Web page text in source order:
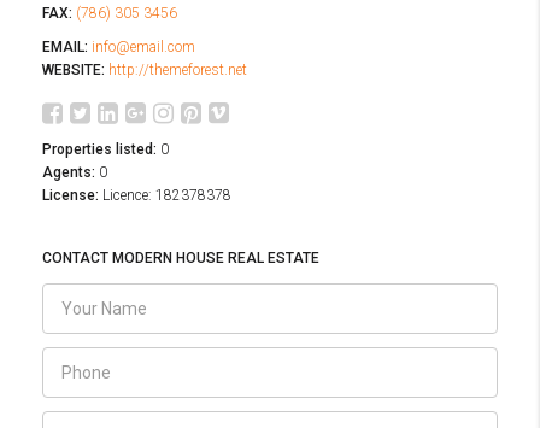
FAX: (786) 305 3456
EMAIL: info@email.com
WEBSITE: http://themeforest.net
Properties listed: 0
Agents: 0
License: Licence: 182378378
CONTACT MODERN HOUSE REAL ESTATE